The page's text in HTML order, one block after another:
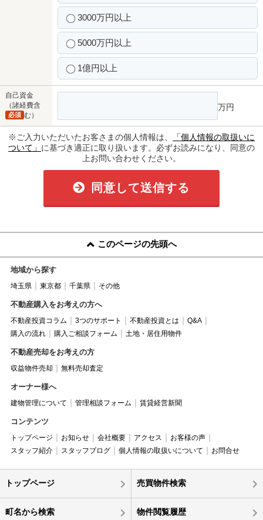
3000万円以上
5000万円以上
1億円以上
自己資金
（諸経費含
む）
必須
万円
※ご入力いただいたお客さまの個人情報は、
「個人情報の取扱いに
ついて」 に基づき適正に取り扱います。必ずお読みになり、同意の
上お問い合わせください。
同意して送信する
このページの先頭へ
地域から探す
埼玉県 東京都 千葉県 その他
不動産購入をお考えの方へ
不動産投資コラム 3つのサポート 不動産投資とは
Q&A
購入の流れ
購入ご相談フォーム 土地・居住用物件
不動産売却をお考えの方
収益物件売却 無料売却査定
オーナー様へ
建物管理について 管理相談フォーム 賃貸経営新聞
コンテンツ
トップページ お知らせ 会社概要 アクセス
お客様の声
スタッフ紹介
スタッフブログ 個人情報の取扱いについて お問合せ
トップページ 売買物件検索
町名から検索 物件閲覧履歴